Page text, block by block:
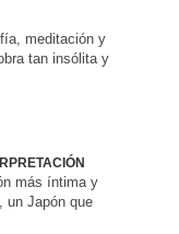
meditación y
tan insólita y
más íntima y
un Japón que